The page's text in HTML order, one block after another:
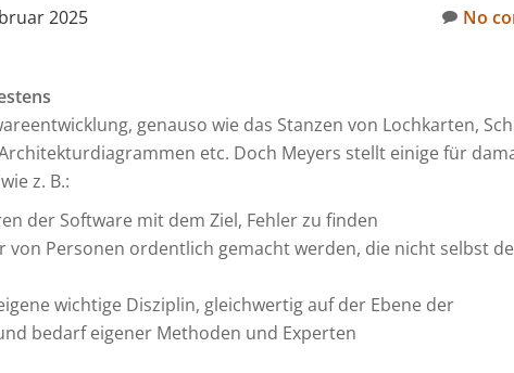
2025 No
genauso wie das Stanzen von Lochkarten,
etc. Doch Meyers stellt einige für
z. B.:
der Software mit dem Ziel, Fehler zu finden
von Personen ordentlich gemacht werden, die nicht selbst
wichtige Disziplin, gleichwertig auf der Ebene der
bedarf eigener Methoden und Experten